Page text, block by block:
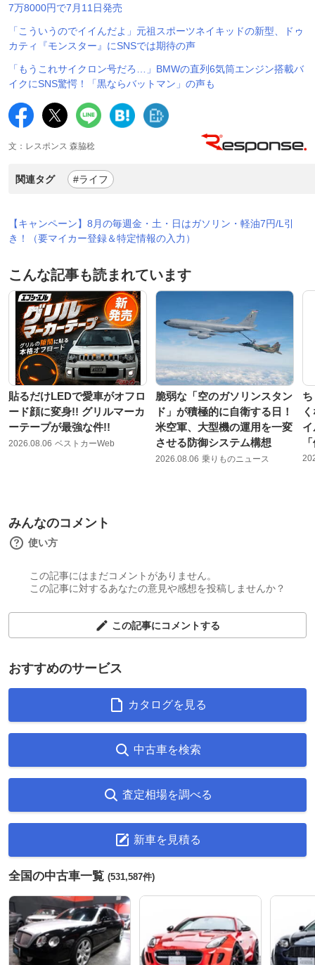
7万8000円で7月11日発売
「こういうのでイイんだよ」元祖スポーツネイキッドの新型、ドゥ
カティ『モンスター』にSNSでは期待の声
「もうこれサイクロン号だろ…」BMWの直列6気筒エンジン搭載バ
イクにSNS驚愕！「黒ならバットマン」の声も
文：レスポンス 森脇稔
関連タグ #ライフ
【キャンペーン】8月の毎週金・土・日はガソリン・軽油7円/L引
き！（要マイカー登録＆特定情報の入力）
こんな記事も読まれています
貼るだけLEDで愛車がオフロ
ード顔に変身!! グリルマーカ
ーテープが最強な件!!
2026.08.06 ベストカーWeb
脆弱な「空のガソリンスタン
ド」が積極的に自衛する日！
米空軍、大型機の運用を一変
させる防御システム構想
2026.08.06 乗りものニュース
みんなのコメント
使い方
この記事にはまだコメントがありません。
この記事に対するあなたの意見や感想を投稿しませんか？
この記事にコメントする
おすすめのサービス
カタログを見る
中古車を検索
査定相場を調べる
新車を見積る
全国の中古車一覧 (531,587件)